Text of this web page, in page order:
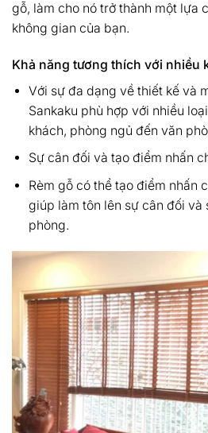
gỗ, làm cho nó trở thành một lựa
không gian của bạn.
Khả năng tương thích với nhiều
Với sự đa dạng về thiết kế và
Sankaku phù hợp với nhiều
khách, phòng ngủ đến văn
Sự cân đối và tạo điểm nhấn
Rèm gỗ có thể tạo điểm nhấn
giúp làm tôn lên sự cân đối và
phòng.